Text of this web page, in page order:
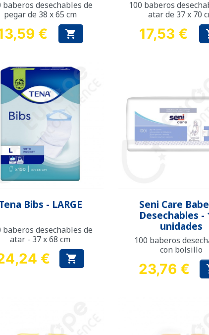
baberos desechables de
pegar de 38 x 65 cm
Precio
€ 
100 baberos
atar de 37 x 70
Precio
17,53 €
Vista rápida
Bibs - LARGE
baberos desechables de
atar - 37 x 68 cm
Precio
€ 
Vista rápida
Seni Care
Desechables -
unidades
100 baberos
con bolsillo
Precio
23,76 €